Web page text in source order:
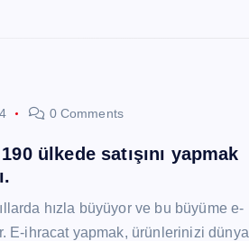
0 Comments
ülkede satışını yapmak
hızla büyüyor ve bu büyüme e-
E-ihracat yapmak, ürünlerinizi dünya